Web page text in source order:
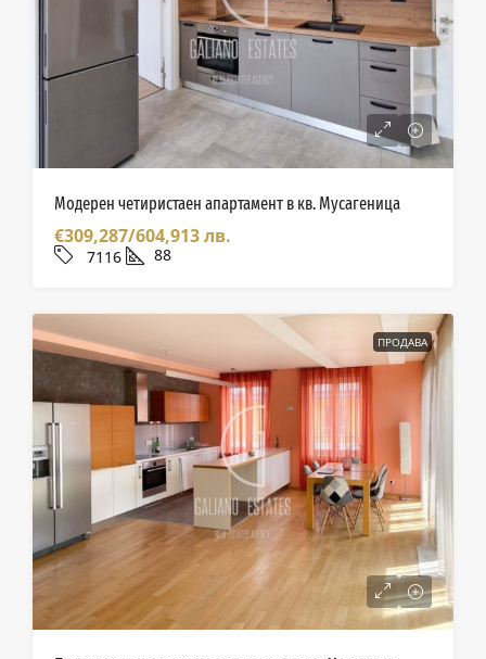
Модерен четиристаен апартамент в кв. Мусагеница
€309,287/604,913 лв.
7116 88
ПРОДАВА